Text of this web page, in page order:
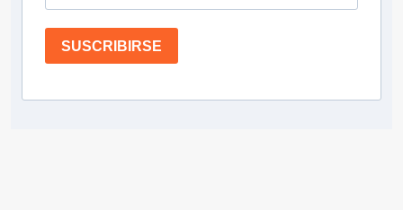
SUSCRIBIRSE